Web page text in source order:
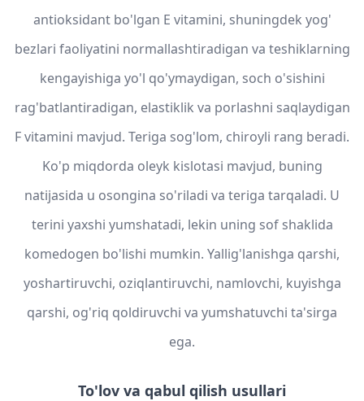
antioksidant bo'lgan E vitamini, shuningdek yog'
bezlari faoliyatini normallashtiradigan va teshiklarning
kengayishiga yo'l qo'ymaydigan, soch o'sishini
rag'batlantiradigan, elastiklik va porlashni saqlaydigan
F vitamini mavjud. Teriga sog'lom, chiroyli rang beradi.
Ko'p miqdorda oleyk kislotasi mavjud, buning
natijasida u osongina so'riladi va teriga tarqaladi. U
terini yaxshi yumshatadi, lekin uning sof shaklida
komedogen bo'lishi mumkin. Yallig'lanishga qarshi,
yoshartiruvchi, oziqlantiruvchi, namlovchi, kuyishga
qarshi, og'riq qoldiruvchi va yumshatuvchi ta'sirga
ega.
To'lov va qabul qilish usullari